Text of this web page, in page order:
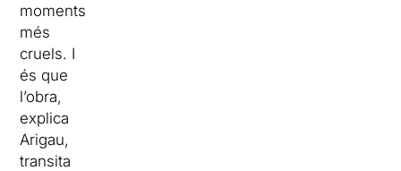
moments
més
cruels. I
és que
l’obra,
explica
Arigau,
transita